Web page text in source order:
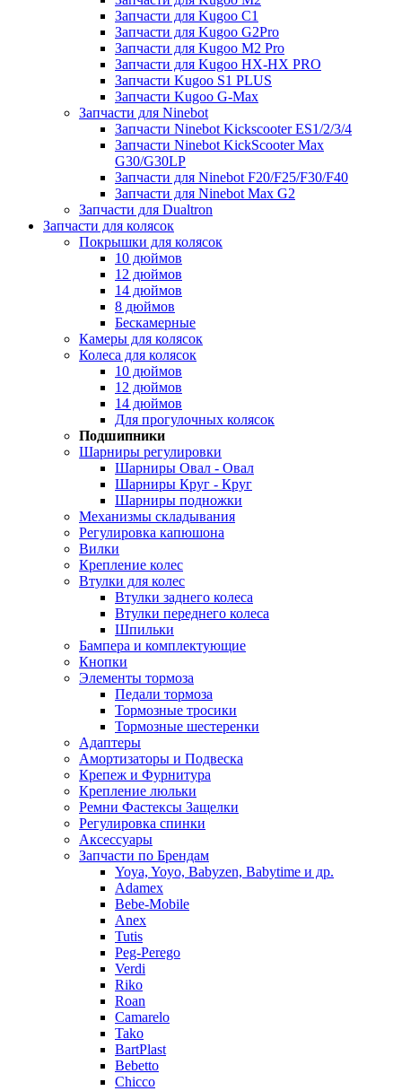
Запчасти для Kugoo C1
Запчасти для Kugoo G2Pro
Запчасти для Kugoo M2 Pro
Запчасти для Kugoo HX-HX PRO
Запчасти Kugoo S1 PLUS
Запчасти Kugoo G-Max
Запчасти для Ninebot
Запчасти Ninebot Kickscooter ES1/2/3/4
Запчасти Ninebot KickScooter Max
G30/G30LP
Запчасти для Ninebot F20/F25/F30/F40
Запчасти для Ninebot Max G2
Запчасти для Dualtron
Запчасти для колясок
Покрышки для колясок
10 дюймов
12 дюймов
14 дюймов
8 дюймов
Бескамерные
Камеры для колясок
Колеса для колясок
10 дюймов
12 дюймов
14 дюймов
Для прогулочных колясок
Подшипники
Шарниры регулировки
Шарниры Овал - Овал
Шарниры Круг - Круг
Шарниры подножки
Механизмы складывания
Регулировка капюшона
Вилки
Крепление колес
Втулки для колес
Втулки заднего колеса
Втулки переднего колеса
Шпильки
Бампера и комплектующие
Кнопки
Элементы тормоза
Педали тормоза
Тормозные тросики
Тормозные шестеренки
Адаптеры
Амортизаторы и Подвеска
Крепеж и Фурнитура
Крепление люльки
Ремни Фастексы Защелки
Регулировка спинки
Аксессуары
Запчасти по Брендам
Yoya, Yoyo, Babyzen, Babytime и др.
Adamex
Bebe-Mobile
Anex
Tutis
Peg-Perego
Verdi
Riko
Roan
Camarelo
Tako
BartPlast
Bebetto
Chicco